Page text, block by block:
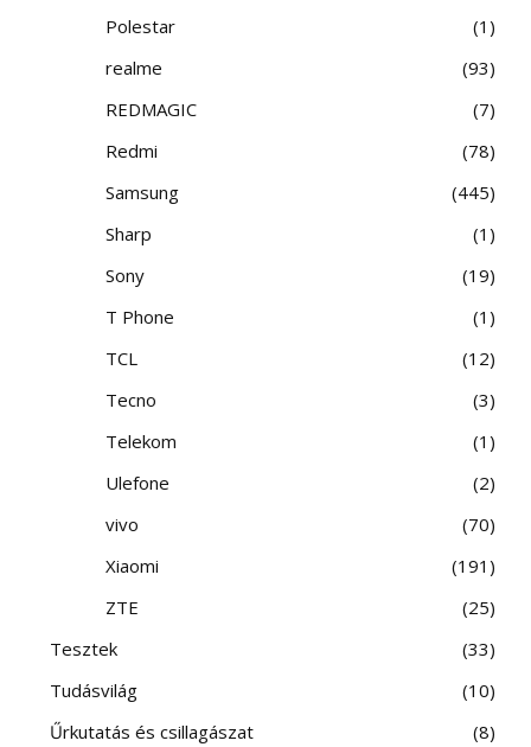
Polestar
1
realme
93
REDMAGIC
7
Redmi
78
Samsung
445
Sharp
1
Sony
19
T Phone
1
TCL
12
Tecno
3
Telekom
1
Ulefone
2
vivo
70
Xiaomi
191
ZTE
25
Tesztek
33
Tudásvilág
10
Űrkutatás és csillagászat
8